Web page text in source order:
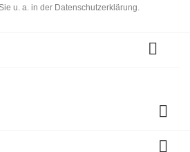
u. a. in der Datenschutzerklärung.


